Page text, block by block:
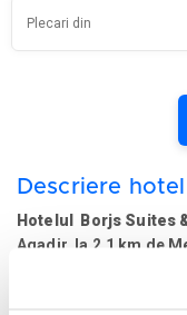
Descriere hotel
Hotelul Borjs Suites
Agadir, la 2,1 km de
Muzeul patrimoniului
d`Agadir, la 3,9 km